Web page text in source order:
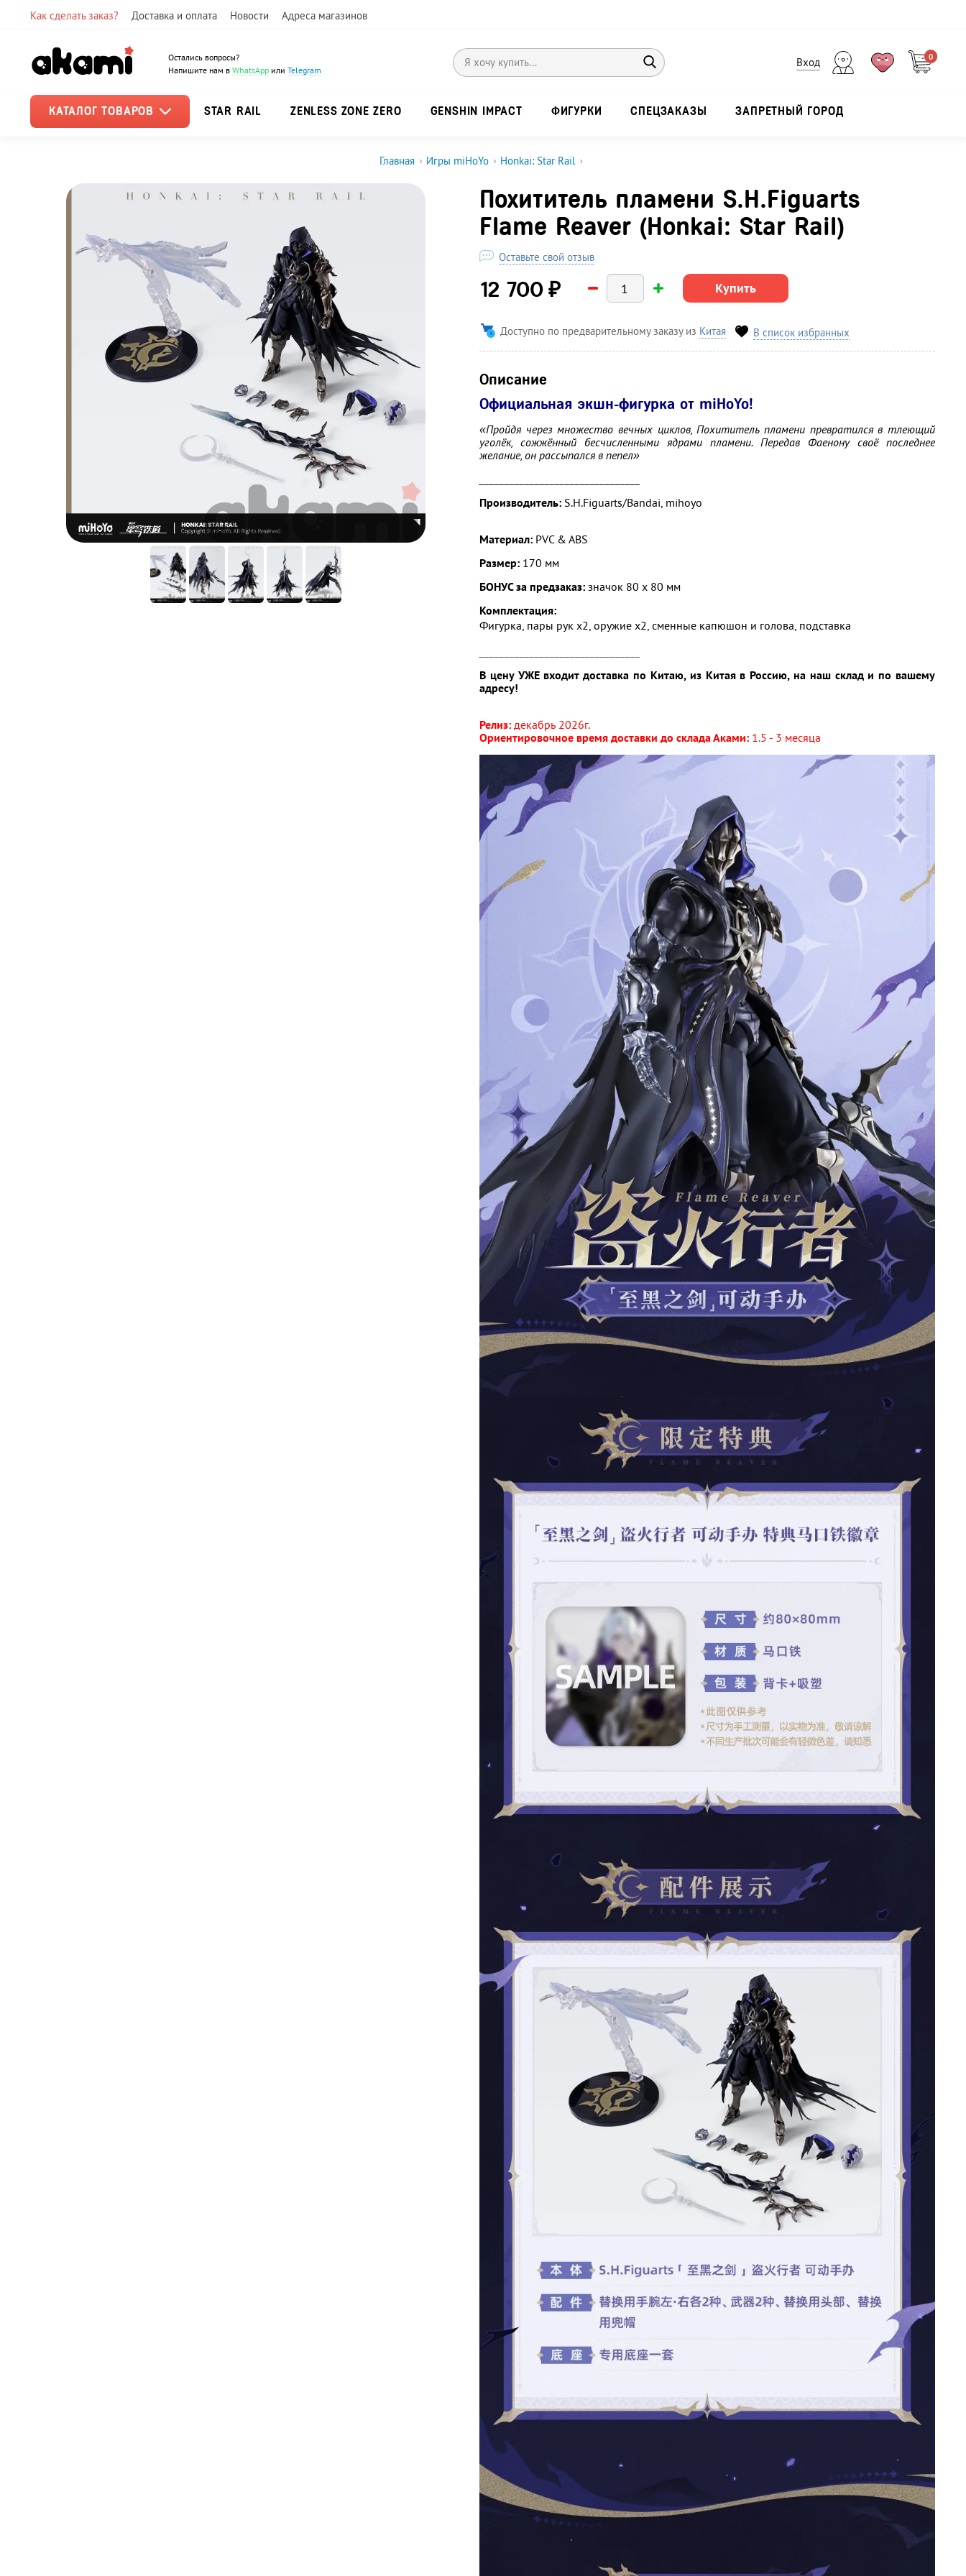
Как сделать заказ? Доставка и оплата Новости Адреса магазинов
Остались вопросы?
Напишите нам вWhatsApp илиTelegram
Вход 0
КАТАЛОГ ТОВАРОВ STAR RAIL ZENLESS ZONE ZERO GENSHIN IMPACT ФИГУРКИ СПЕЦЗАКАЗЫ ЗАПРЕТНЫЙ ГОРОД
Главная › Игры miHoYo › Honkai: Star Rail ›
Похититель пламени S.H.Figuarts
Flame Reaver (Honkai: Star Rail)
Оставьте свой отзыв
12 700 ₽ Купить
Доступно по предварительному заказу из Китая В список избранных
Описание
Официальная экшн-фигурка от miHoYo!
«Пройдя через множество вечных циклов, Похититель пламени превратился в тлеющий
уголёк, сожжённый бесчисленными ядрами пламени. Передав Фаенону своё последнее
желание, он рассыпался в пепел»
Производитель: S.H.Figuarts/Bandai, mihoyo
Материал: PVC & ABS
Размер: 170 мм
БОНУС за предзаказ: значок 80 х 80 мм
Комплектация:
Фигурка, пары рук х2, оружие х2, сменные капюшон и голова, подставка
В цену УЖЕ входит доставка по Китаю, из Китая в Россию, на наш склад и по вашему
адресу!
Релиз: декабрь 2026г.
Ориентировочное время доставки до склада Аками: 1.5 - 3 месяца